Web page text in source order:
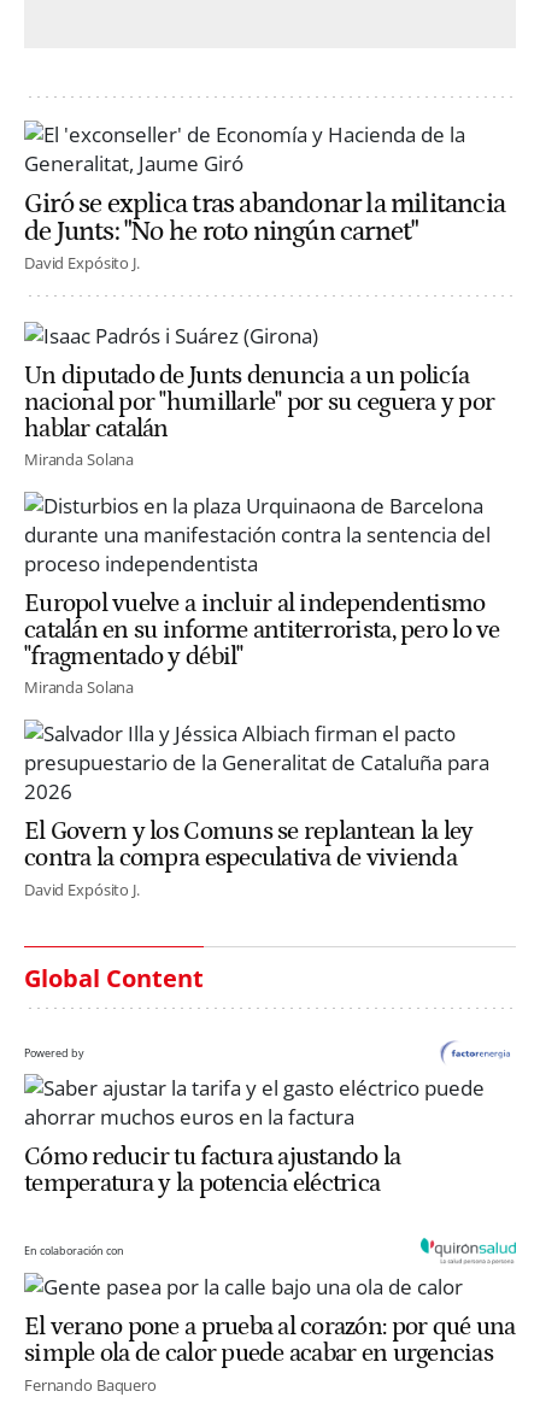
Giró se explica tras abandonar la militancia
de Junts: "No he roto ningún carnet"
David Expósito J.
Un diputado de Junts denuncia a un policía
nacional por "humillarle" por su ceguera y por
hablar catalán
Miranda Solana
Europol vuelve a incluir al independentismo
catalán en su informe antiterrorista, pero lo ve
"fragmentado y débil"
Miranda Solana
El Govern y los Comuns se replantean la ley
contra la compra especulativa de vivienda
David Expósito J.
Global Content
Powered by
Cómo reducir tu factura ajustando la
temperatura y la potencia eléctrica
En colaboración con
El verano pone a prueba al corazón: por qué una
simple ola de calor puede acabar en urgencias
Fernando Baquero